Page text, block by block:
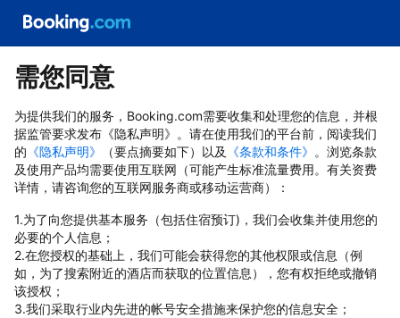
需您同意
为提供我们的服务，Booking.com需要收集和处理您的信息，并根
据监管要求发布《隐私声明》。请在使用我们的平台前，阅读我们
的 《隐私声明》 （要点摘要如下）以及 《条款和条件》 。浏览条款
及使用产品均需要使用互联网（可能产生标准流量费用。有关资费
详情，请咨询您的互联网服务商或移动运营商）：
1.为了向您提供基本服务（包括住宿预订)，我们会收集并使用您的
必要的个人信息；
2.在您授权的基础上，我们可能会获得您的其他权限或信息（例
如，为了搜索附近的酒店而获取的位置信息），您有权拒绝或撤销
该授权；
3.我们采取行业内先进的帐号安全措施来保护您的信息安全；